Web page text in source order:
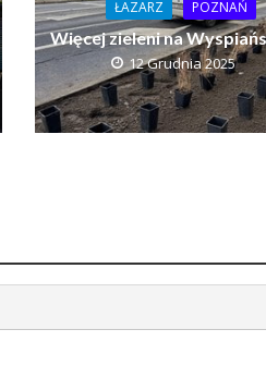
ŁAZARZ POZNAŃ
Więcej zieleni na
12 Grudnia 2025